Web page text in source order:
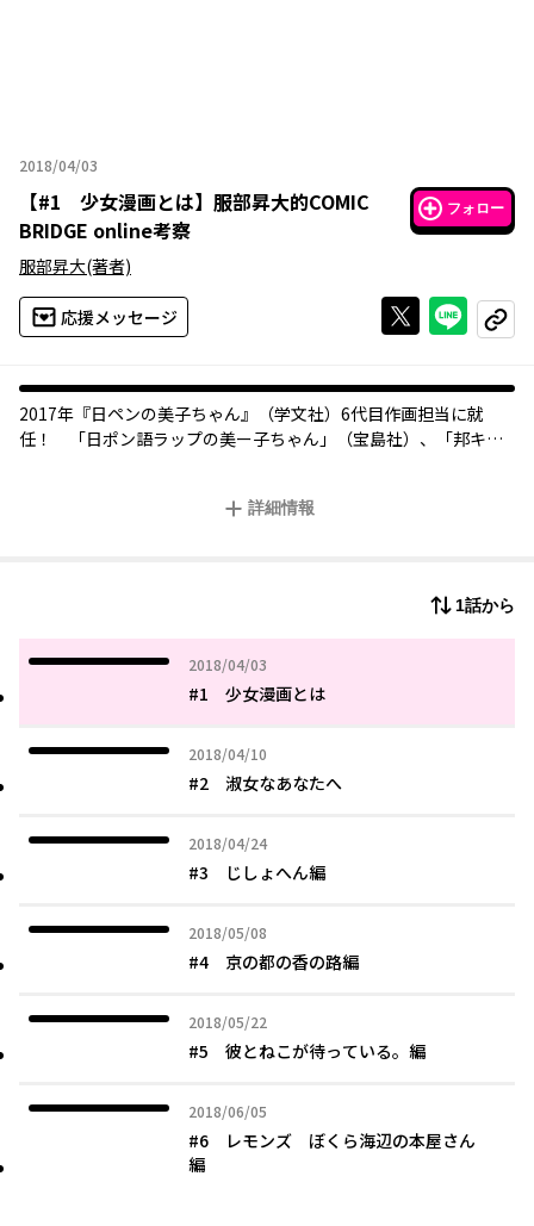
2018/04/03
2018年04月03日
【#1 少女漫画とは】 服部昇大的COMIC
BRIDGE online考察
フォロー
服部昇大(著者)
応援メッセージ Xで投稿する
ライン
コピー
2017年『日ペンの美子ちゃん』（学文社）6代目作画担当に就
任！ 「日ポン語ラップの美ー子ちゃん」（宝島社）、「邦キ
詳細情報
1話から
2018/04/03
2018年04月03日
#1 少女漫画とは
2018/04/10
2018年04月10日
#2 淑女なあなたへ
2018/04/24
2018年04月24日
#3 じしょへん編
2018/05/08
2018年05月08日
#4 京の都の香の路編
2018/05/22
2018年05月22日
#5 彼とねこが待っている。編
2018/06/05
2018年06月05日
#6 レモンズ ぼくら海辺の本屋さん
編